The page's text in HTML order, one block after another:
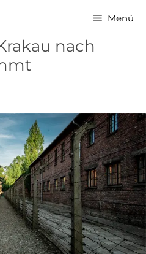
Menü
nach